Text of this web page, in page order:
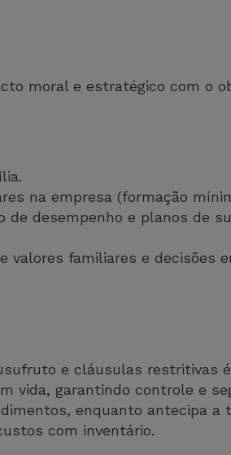
moral e estratégico com o
na empresa (formação
desempenho e planos de
familiares e decisões
e cláusulas restritivas
vida, garantindo controle e
enquanto antecipa a
com inventário.